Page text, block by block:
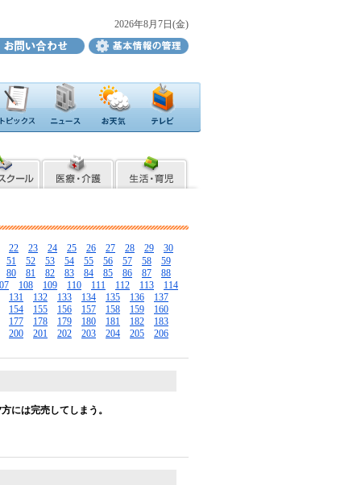
2026年8月7日(金)
22 23 24 25 26 27 28 29
30
51 52 53 54 55 56 57 58
59
80 81 82 83 84 85 86 87
88
108 109 110 111 112 113
114
131 132 133 134 135 136
137
154 155 156 157 158 159
160
177 178 179 180 181 182
183
200 201 202 203 204 205
206
には完売してしまう。